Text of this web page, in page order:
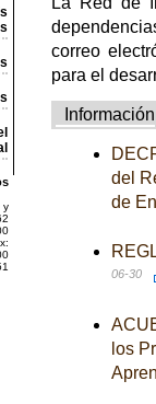
y
correo
para el
Información
del
de
06-30
los